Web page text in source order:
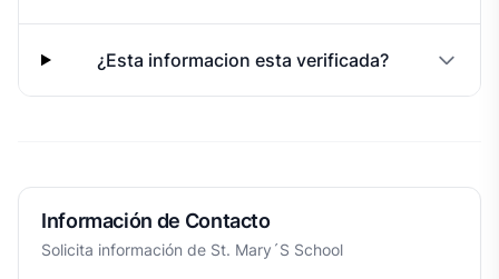
¿Esta informacion esta verificada?
Información de Contacto
Solicita información de St. Mary´S School